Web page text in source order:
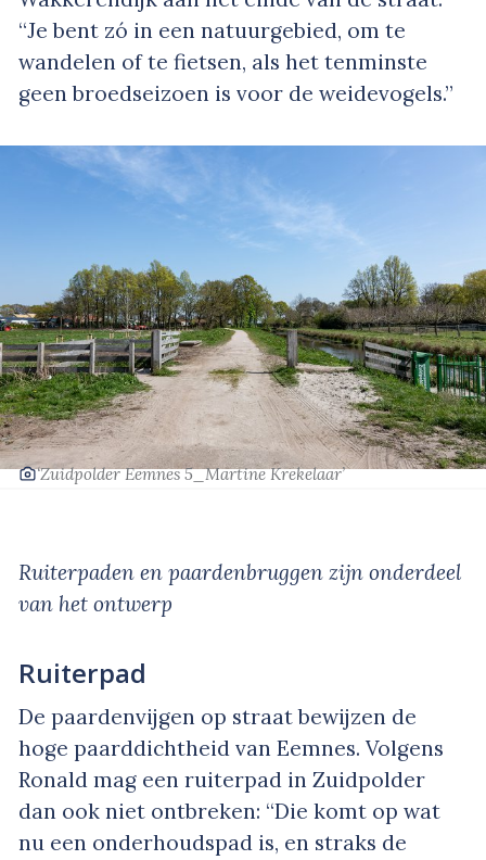
“Je bent zó in een natuurgebied, om te
wandelen of te fietsen, als het tenminste
geen broedseizoen is voor de weidevogels.”
‘Zuidpolder Eemnes 5_Martine Krekelaar’
Ruiterpaden en paardenbruggen zijn onderdeel
van het ontwerp
Ruiterpad
De paardenvijgen op straat bewijzen de
hoge paarddichtheid van Eemnes. Volgens
Ronald mag een ruiterpad in Zuidpolder
dan ook niet ontbreken: “Die komt op wat
nu een onderhoudspad is, en straks de